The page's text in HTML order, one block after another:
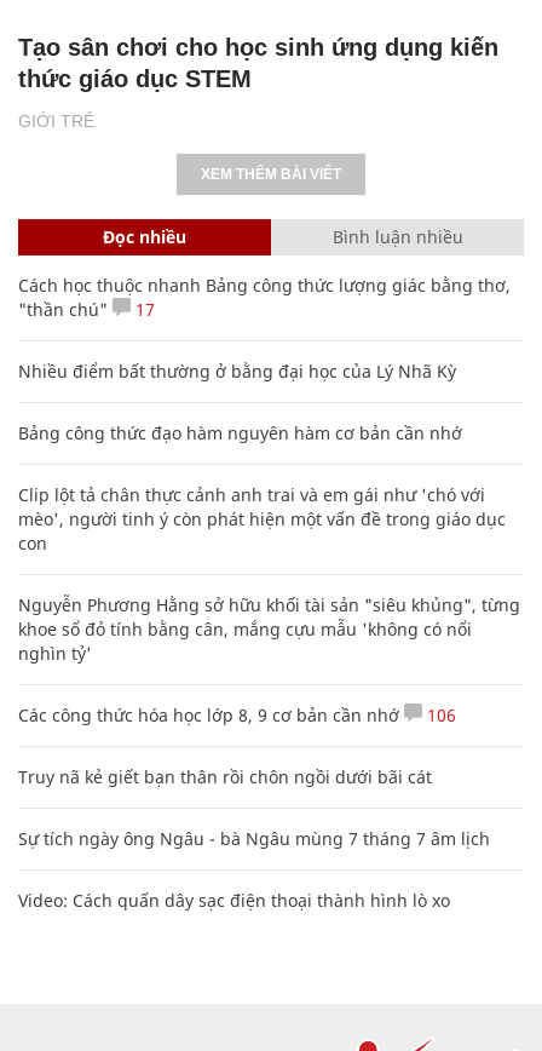
GIỚI TRẺ
Tạo sân chơi cho học sinh ứng dụng kiến
thức giáo dục STEM
XEM THÊM BÀI VIẾT
Đọc nhiều Bình luận nhiều
Cách học thuộc nhanh Bảng công thức lượng giác bằng thơ,
"thần chú"
17
Nhiều điểm bất thường ở bằng đại học của Lý Nhã Kỳ
Bảng công thức đạo hàm nguyên hàm cơ bản cần nhớ
Clip lột tả chân thực cảnh anh trai và em gái như 'chó với
mèo', người tinh ý còn phát hiện một vấn đề trong giáo dục
con
Nguyễn Phương Hằng sở hữu khối tài sản "siêu khủng", từng
khoe sổ đỏ tính bằng cân, mắng cựu mẫu 'không có nổi
nghìn tỷ'
Các công thức hóa học lớp 8, 9 cơ bản cần nhớ 106
Truy nã kẻ giết bạn thân rồi chôn ngồi dưới bãi cát
Sự tích ngày ông Ngâu - bà Ngâu mùng 7 tháng 7 âm lịch
Video: Cách quấn dây sạc điện thoại thành hình lò xo